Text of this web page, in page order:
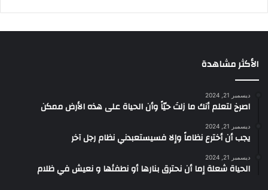
الأكثر مشاهدة
ديسمبر 21, 2024
‫اصرخ لتعلم أنك ما زلتَ حيّاً وأن الحياة على هذه الأرض ممكن
ديسمبر 21, 2024
يجب أن أخترع نظاماً وإلا فسيستعبدني نظام رجل آخر
ديسمبر 21, 2024
الحياة شعلة إما أن نحترق بنارها أو نطفئها و نعيش في ظلام